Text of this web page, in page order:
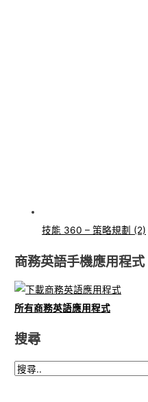
技能 360 – 策略規劃 (2)
商務英語手機應用程式
所有商務英語應用程式
搜尋